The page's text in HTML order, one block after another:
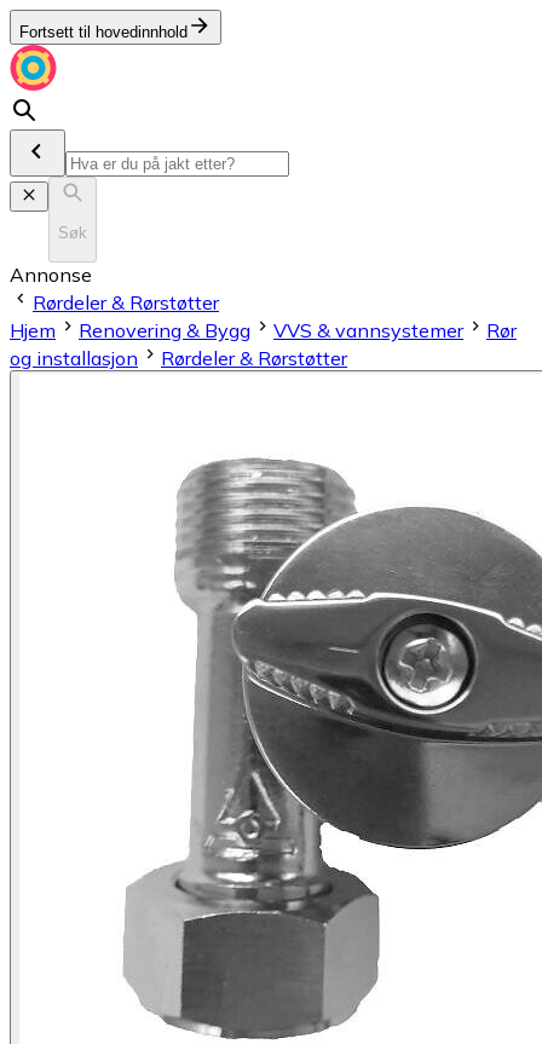
Fortsett til hovedinnhold
Søk
Annonse
Rørdeler & Rørstøtter
Hjem
Renovering & Bygg VVS & vannsystemer
Rør
og installasjon
Rørdeler & Rørstøtter